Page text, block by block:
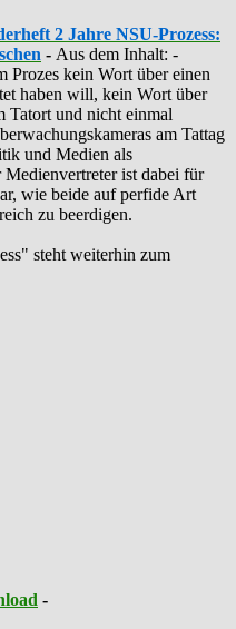
2 Jahre NSU-Prozess:
- Aus dem Inhalt: -
Prozes kein Wort über einen
haben will, kein Wort über
Tatort und nicht einmal
am Tattag
und Medien als
ist dabei für
wie beide auf perfide Art
zu beerdigen.
steht weiterhin zum
-